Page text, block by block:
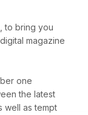
, to bring you
magazine
one
the latest
well as tempt